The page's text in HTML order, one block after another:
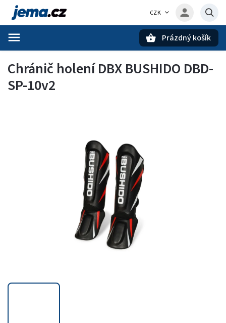
CZK
Prázdný košík
Chránič holení DBX BUSHIDO DBD-
SP-10v2